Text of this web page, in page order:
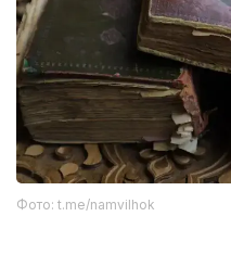
Фото: t.me/namvilhok